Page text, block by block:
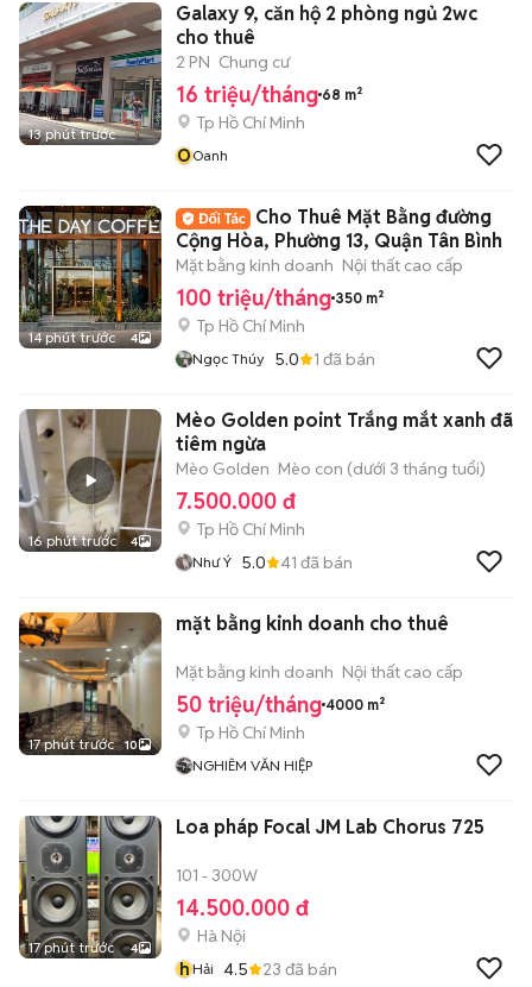
13 phút trước
Galaxy 9, căn hộ 2 phòng ngủ 2wc
cho thuê
2 PN Chung cư
16 triệu/tháng 68 m²
Tp Hồ Chí Minh
OOanh
14 phút trước 4
Cho Thuê Mặt Bằng đường
Cộng Hòa, Phường 13, Quận Tân Bình
Mặt bằng kinh doanh Nội thất cao cấp
100 triệu/tháng 350 m²
Tp Hồ Chí Minh
Ngọc Thúy 5.0 1 đã bán
16 phút trước 4
Mèo Golden point Trắng mắt xanh đã
tiêm ngừa
Mèo Golden Mèo con (dưới 3 tháng tuổi)
7.500.000 đ
Tp Hồ Chí Minh
Như Ý 5.0 41 đã bán
17 phút trước 10
mặt bằng kinh doanh cho thuê
Mặt bằng kinh doanh Nội thất cao cấp
50 triệu/tháng 4000 m²
Tp Hồ Chí Minh
NGHIÊM VĂN HIỆP
17 phút trước 4
Loa pháp Focal JM Lab Chorus 725
101 - 300W
14.500.000 đ
Hà Nội
hHải 4.5 23 đã bán